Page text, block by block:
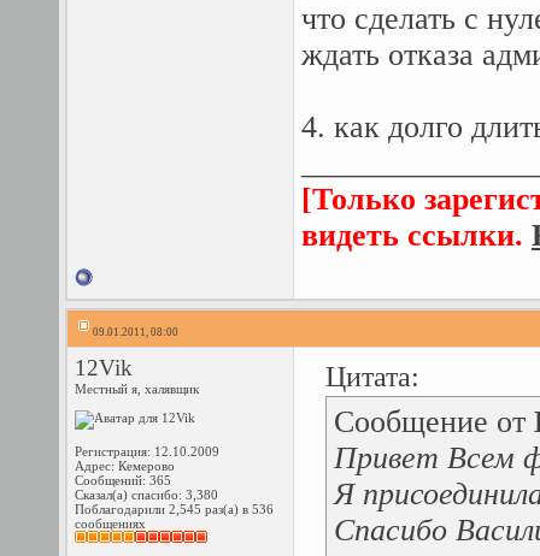
что сделать с
ждать отказа
4. как долго
[Только
видеть ссылки.
09.01.2011, 08:00
12Vik
Местный я, халявщик
Регистрация: 12.10.2009
Адрес: Кемерово
Сообщений: 365
Сказал(а) спасибо: 3,380
Поблагодарили 2,545 раз(а) в 536
сообщениях
Цитата:
Сообщение от
Привет Всем
Я
Спасибо